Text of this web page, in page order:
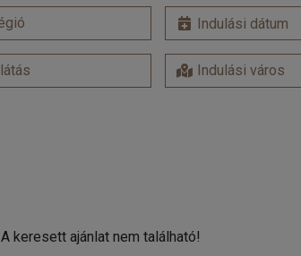
A keresett ajánlat nem található!